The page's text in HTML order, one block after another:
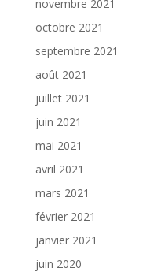
novembre 2021
octobre 2021
septembre 2021
août 2021
juillet 2021
juin 2021
mai 2021
avril 2021
mars 2021
février 2021
janvier 2021
juin 2020